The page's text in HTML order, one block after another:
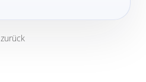
zurück